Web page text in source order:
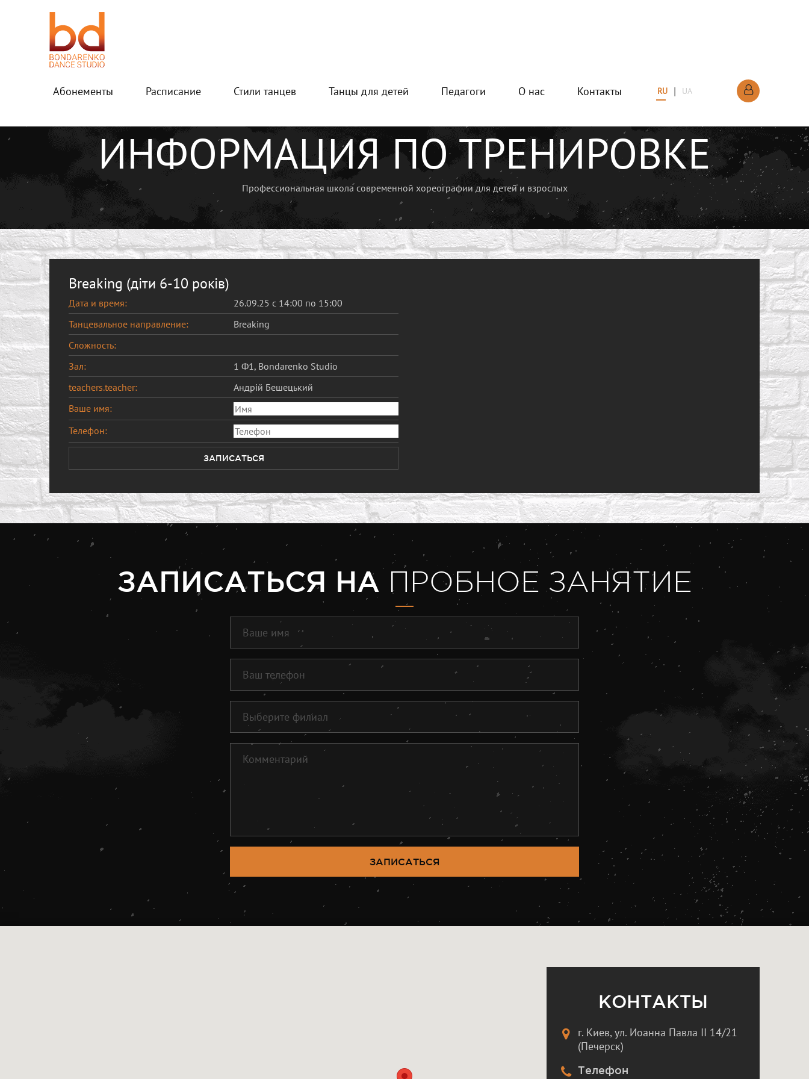
Абонементы Расписание Стили танцев Танцы для детей Педагоги О нас Контакты RU | UA
Информация по тренировке
ИНФОРМАЦИЯ ПО ТРЕНИРОВКЕ
Профессиональная школа современной хореографии для детей и взрослых
Breaking (діти 6-10 років)
Дата и время:
26.09.25 с 14:00 по 15:00
Танцевальное направление:
Breaking
Сложность:
Зал:
1 Ф1, Bondarenko Studio
teachers.teacher:
Андрій Бешецький
Ваше имя:
Телефон:
ЗАПИСАТЬСЯ
ЗАПИСАТЬСЯ НА ПРОБНОЕ ЗАНЯТИЕ
ЗАПИСАТЬСЯ
КОНТАКТЫ
г. Киев, ул. Иоанна Павла II 14/21
(Печерск)
Телефон